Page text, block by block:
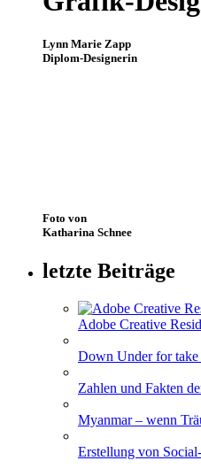
Lynn Marie Zapp
Diplom-Designerin
Foto von
Katharina Schnee
letzte Beiträge
Adobe Creative
Down Under for take
Zahlen und Fakten
Myanmar – wenn
Erstellung von